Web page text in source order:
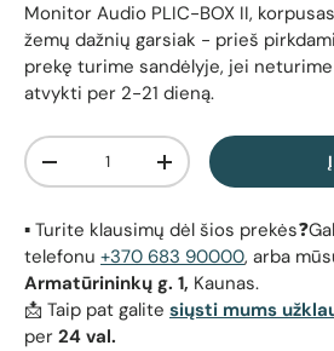
Monitor Audio PLIC-BOX II,
žemų dažnių garsiak - prieš
prekę turime sandėlyje, jei
atvykti per 2-21 dieną.
Kiekis
Sumažinti kiekįPadidinti kiekį
▪️ Turite klausimų dėl šios
telefonu +370 683 90000, arba
Armatūrininkų g. 1, Kaunas.
📩 Taip pat galite siųsti mums
per 24 val.